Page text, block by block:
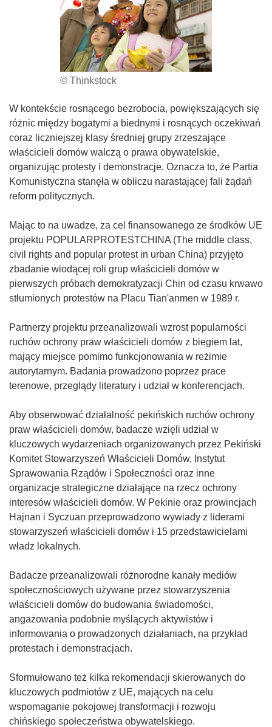
© Thinkstock
W kontekście rosnącego bezrobocia, powiększających się
różnic między bogatymi a biednymi i rosnących oczekiwań
coraz liczniejszej klasy średniej grupy zrzeszające
właścicieli domów walczą o prawa obywatelskie,
organizując protesty i demonstracje. Oznacza to, że Partia
Komunistyczna stanęła w obliczu narastającej fali żądań
reform politycznych.
Mając to na uwadze, za cel finansowanego ze środków UE
projektu POPULARPROTESTCHINA (The middle class,
civil rights and popular protest in urban China) przyjęto
zbadanie wiodącej roli grup właścicieli domów w
pierwszych próbach demokratyzacji Chin od czasu krwawo
stłumionych protestów na Placu Tian'anmen w 1989 r.
Partnerzy projektu przeanalizowali wzrost popularności
ruchów ochrony praw właścicieli domów z biegiem lat,
mający miejsce pomimo funkcjonowania w reżimie
autorytarnym. Badania prowadzono poprzez prace
terenowe, przeglądy literatury i udział w konferencjach.
Aby obserwować działalność pekińskich ruchów ochrony
praw właścicieli domów, badacze wzięli udział w
kluczowych wydarzeniach organizowanych przez Pekiński
Komitet Stowarzyszeń Właścicieli Domów, Instytut
Sprawowania Rządów i Społeczności oraz inne
organizacje strategiczne działające na rzecz ochrony
interesów właścicieli domów. W Pekinie oraz prowincjach
Hajnan i Syczuan przeprowadzono wywiady z liderami
stowarzyszeń właścicieli domów i 15 przedstawicielami
władz lokalnych.
Badacze przeanalizowali różnorodne kanały mediów
społecznościowych używane przez stowarzyszenia
właścicieli domów do budowania świadomości,
angażowania podobnie myślących aktywistów i
informowania o prowadzonych działaniach, na przykład
protestach i demonstracjach.
Sformułowano też kilka rekomendacji skierowanych do
kluczowych podmiotów z UE, mających na celu
wspomaganie pokojowej transformacji i rozwoju
chińskiego społeczeństwa obywatelskiego.